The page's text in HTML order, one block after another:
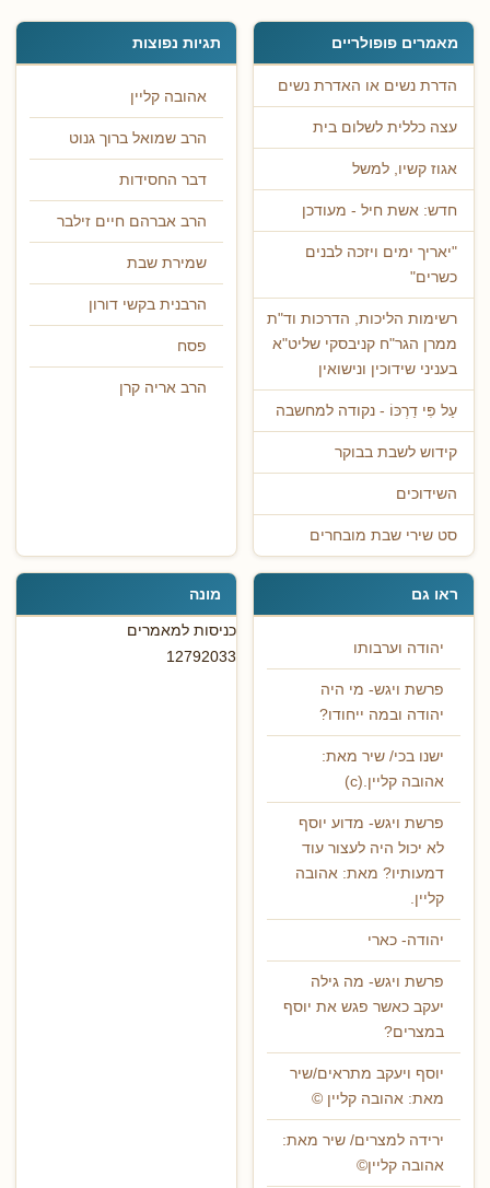
מאמרים פופולריים
הדרת נשים או האדרת נשים
עצה כללית לשלום בית
אגוז קשיו, למשל
חדש: אשת חיל - מעודכן
"יאריך ימים ויזכה לבנים
כשרים"
רשימות הליכות, הדרכות וד"ת
ממרן הגר"ח קניבסקי שליט"א
בעניני שידוכין ונישואין
עַל פִּי דַרְכּוֹ - נקודה למחשבה
קידוש לשבת בבוקר
השידוכים
סט שירי שבת מובחרים
תגיות נפוצות
אהובה קליין
הרב שמואל ברוך גנוט
דבר החסידות
הרב אברהם חיים זילבר
שמירת שבת
הרבנית בקשי דורון
פסח
הרב אריה קרן
ראו גם
יהודה וערבותו
פרשת ויגש- מי היה
יהודה ובמה ייחודו?
ישנו בכי/ שיר מאת:
אהובה קליין.(c)
פרשת ויגש- מדוע יוסף
לא יכול היה לעצור עוד
דמעותיו? מאת: אהובה
קליין.
יהודה- כארי
פרשת ויגש- מה גילה
יעקב כאשר פגש את יוסף
במצרים?
יוסף ויעקב מתראים/שיר
מאת: אהובה קליין ©
ירידה למצרים/ שיר מאת:
אהובה קליין©
מונה
כניסות למאמרים
12792033